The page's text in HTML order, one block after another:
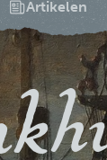
Artikelen